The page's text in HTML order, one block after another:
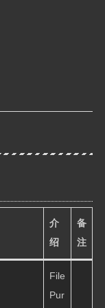
介
绍
备
注
File
Pur